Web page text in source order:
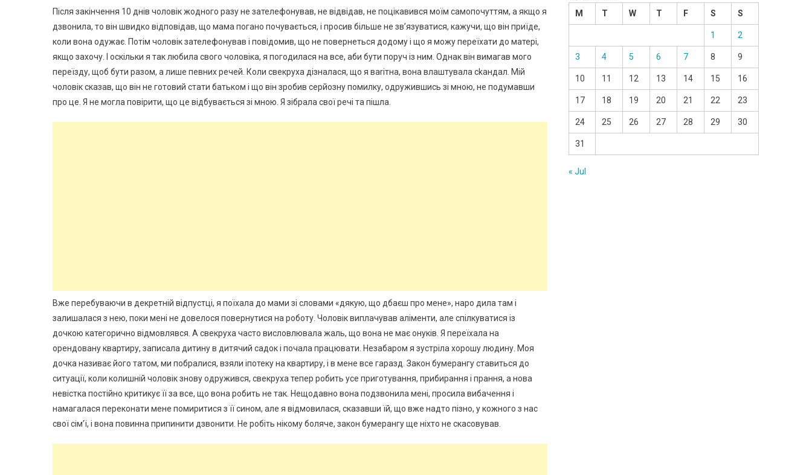
Після закінчення 10 днів чоловік жодного разу не зателефонував, не відвідав, не поцікавився моїм самопочуттям, а якщо я
дзвонила, то він швидко відповідав, що мама погано почувається, і просив більше не зв’язуватися, кажучи, що він приїде,
коли вона одужає. Потім чоловік зателефонував і повідомив, що не повернеться додому і що я можу переїхати до матері,
якщо захочу. І оскільки я так любила свого чоловіка, я погодилася на все, аби бути поруч із ним. Однак він вимагав мого
переїзду, щоб бути разом, а лише певних речей. Коли свекруха дізналася, що я ваrітна, вона влаштувала сkандал. Мій
чоловік сказав, що він не готовий стати батьком і що він зробив серйозну помилку, одружившись зі мною, не подумавши
про це. Я не могла повірити, що це відбувається зі мною. Я зібрала свої речі та пішла.
Вже перебуваючи в декретній відпустці, я поїхала до мами зі словами «дякую, що дбаєш про мене», наро дила там і
залишалася з нею, поки мені не довелося повернутися на роботу. Чоловік виплачував аліменти, але спілкуватися із
дочкою категорично відмовлявся. А свекруха часто висловлювала жаль, що вона не має онуків. Я переїхала на
орендовану квартиру, записала дитину в дитячий садок і почала працювати. Незабаром я зустріла хорошу людину. Моя
дочка називає його татом, ми побралися, взяли іпотеку на квартиру, і в мене все гаразд. Закон бумерангу ставиться до
ситуації, коли колишній чоловік знову одружився, свекруха тепер робить усе приготування, прибирання і прання, а нова
невістка постійно критикує її за все, що вона робить не так. Нещодавно вона подзвонила мені, просила вибачення і
намагалася переконати мене помиритися з її сином, але я відмовилася, сказавши їй, що вже надто пізно, у кожного з нас
свої сім’ї, і вона повинна припинити дзвонити. Не робіть нікому боляче, закон бумерангу ще ніхто не скасовував.
M
T W T F S S
1 2
3 4 5 6 7 8 9
10 11 12 13 14 15 16
17 18 19 20 21 22 23
24 25 26 27 28 29 30
31
« Jul